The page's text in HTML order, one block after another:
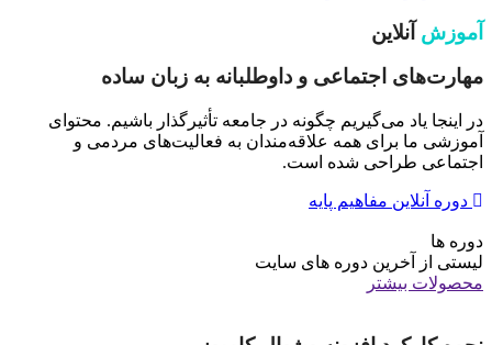
آموزش آنلاین
مهارت‌های اجتماعی و داوطلبانه به زبان ساده
در اینجا یاد می‌گیریم چگونه در جامعه تأثیرگذار باشیم. محتوای
آموزشی ما برای همه علاقه‌مندان به فعالیت‌های مردمی و
اجتماعی طراحی شده است.
دوره آنلاین مفاهیم پایه
دوره ها
لیستی از آخرین دوره های سایت
محصولات بیشتر